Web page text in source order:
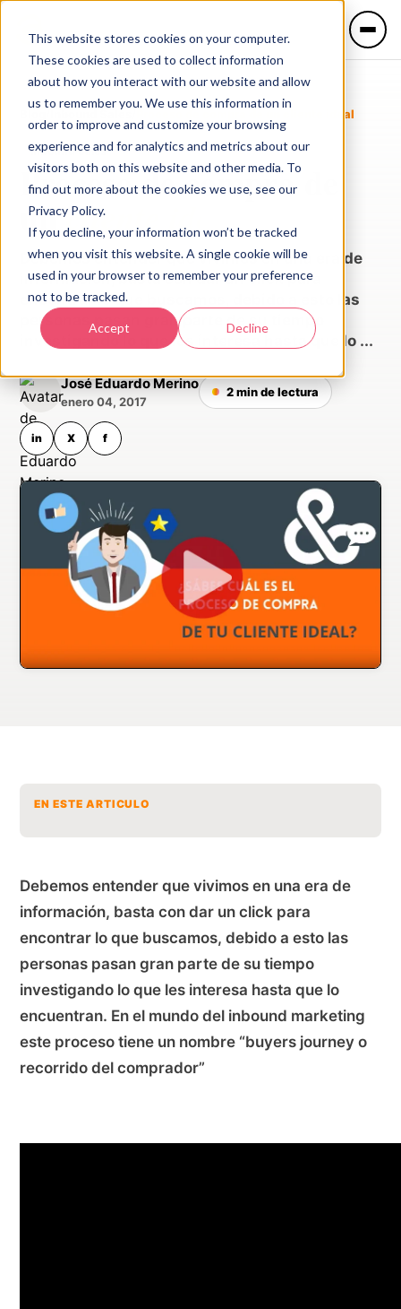
This website stores cookies on your computer.
These cookies are used to collect information
about how you interact with our website and allow
us to remember you. We use this information in
order to improve and customize your browsing
experience and for analytics and metrics about our
visitors both on this website and other media. To
find out more about the cookies we use, see our
Privacy Policy.
If you decline, your information won’t be tracked
when you visit this website. A single cookie will be
used in your browser to remember your preference
not to be tracked.
Accept Decline
IDIOMA
🇲🇽 Español 🇺🇸 English
Servicios
Industrias
Inbound Sales Proceso de compra de un cliente ideal
Inbound Sales
Proceso de compra de
uncliente ideal
Debemos entender que vivimos en una era de
información, basta con dar un click para
encontrar lo que buscamos, debido a esto las
personas pasan gran parte de su tiempo
investigando lo que les interesa hasta que lo ...
José Eduardo Merino
enero 04, 2017
2 min de lectura
in X f
EN ESTE ARTICULO
Debemos entender que vivimos en una era de
información, basta con dar un click para
encontrar lo que buscamos, debido a esto las
personas pasan gran parte de su tiempo
investigando lo que les interesa hasta que lo
encuentran. En el mundo del inbound marketing
este proceso tiene un nombre “buyers journey o
recorrido del comprador”